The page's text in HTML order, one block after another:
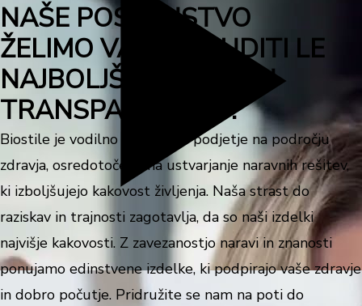
NAŠE POSLANSTVO
ŽELIMO VAM PONUDITI LE
NAJBOLJŠE. VARNO IN
TRANSPARENTNO.
Biostile je vodilno inovativno podjetje na področju
zdravja, osredotočeno na ustvarjanje naravnih rešitev,
ki izboljšujejo kakovost življenja. Naša strast do
raziskav in trajnosti zagotavlja, da so naši izdelki
najvišje kakovosti. Z zavezanostjo naravi in znanosti
ponujamo edinstvene izdelke, ki podpirajo vaše zdravje
in dobro počutje. Pridružite se nam na poti do